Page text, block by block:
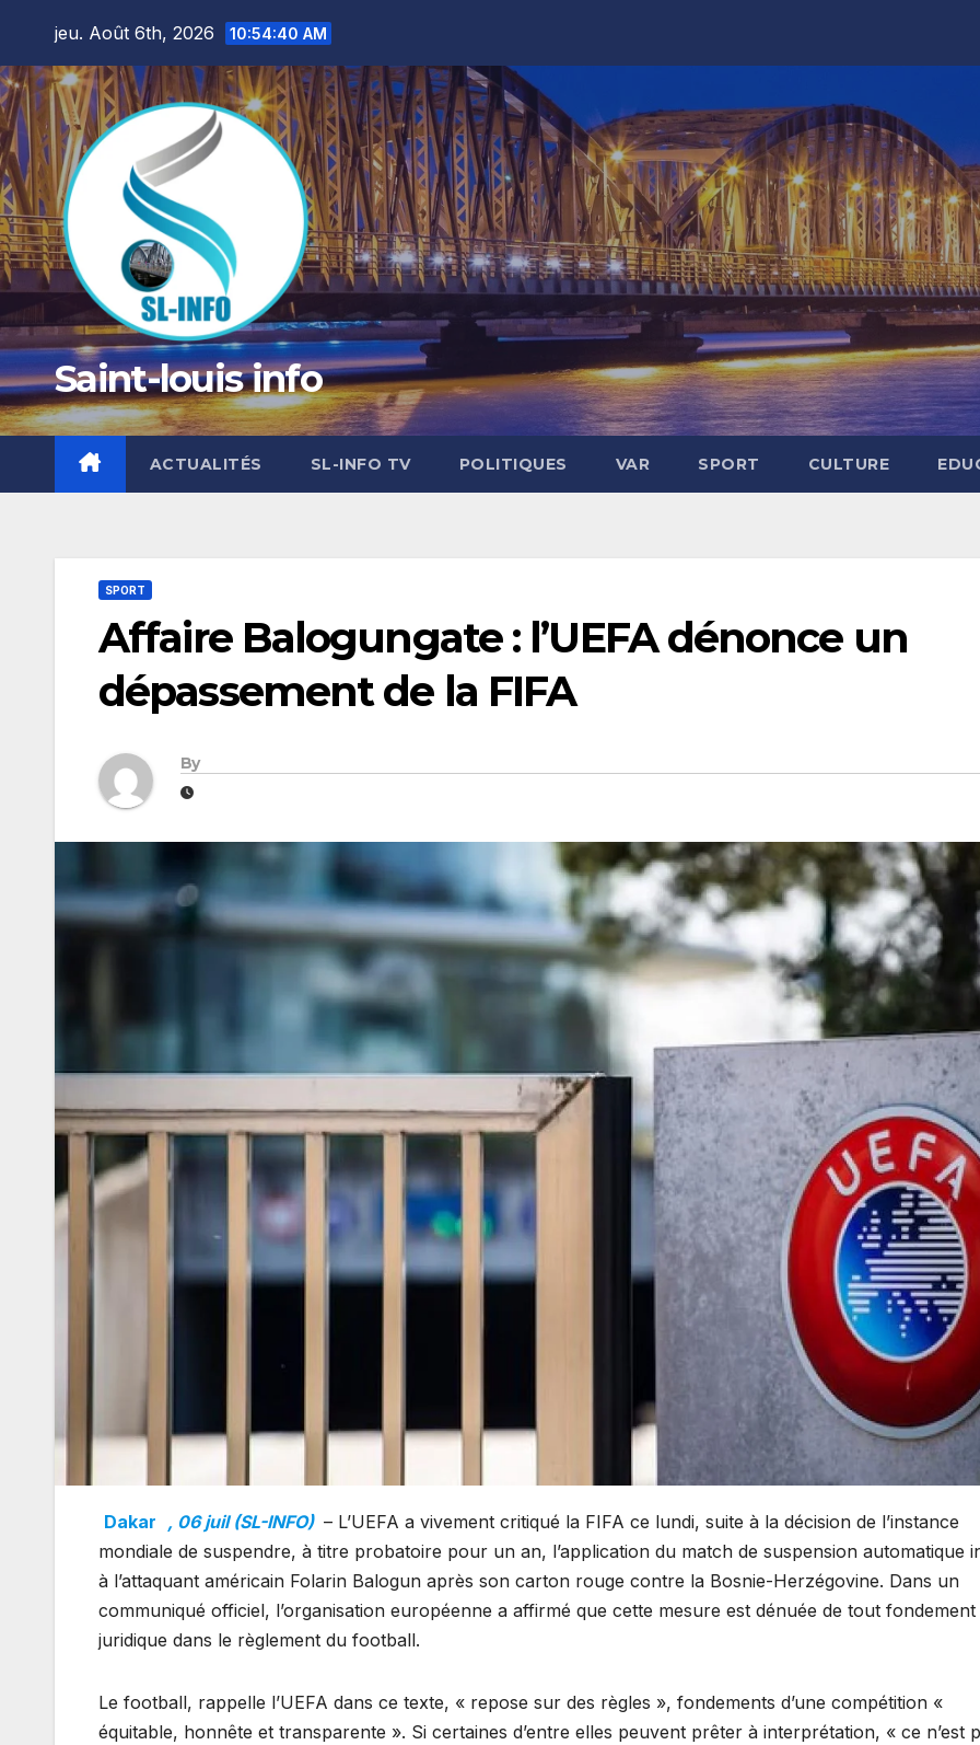
content
jeu. Août 6th, 2026 10:54:42 AM
Saint-louis info
ACTUALITÉS SL-INFO TV POLITIQUES VAR SPORT CULTURE
SPORT
Affaire Balogungate : l’UEFA dénonce un
dépassement de la FIFA
By
Dakar , 06 juil (SL-INFO) – L’UEFA a vivement critiqué la FIFA ce lundi, suite à la décision de l’instance
mondiale de suspendre, à titre probatoire pour un an, l’application du match de suspension automatique
à l’attaquant américain Folarin Balogun après son carton rouge contre la Bosnie-Herzégovine. Dans un
communiqué officiel, l’organisation européenne a affirmé que cette mesure est dénuée de tout fondement
juridique dans le règlement du football.
Le football, rappelle l’UEFA dans ce texte, « repose sur des règles », fondements d’une compétition «
équitable, honnête et transparente ». Si certaines d’entre elles peuvent prêter à interprétation, « ce n’est